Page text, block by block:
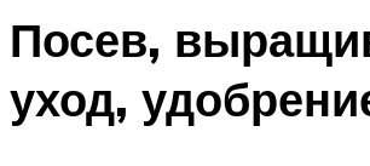
Посев,
уход,